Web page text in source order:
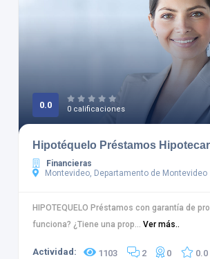
0.0 0 calificaciones
Hipotéquelo Préstamos
Financieras
Montevideo, Departamento de Montevideo
HIPOTEQUELO Préstamos con garantía de
funciona? ¿Tiene una prop... Ver más..
Actividad: 1103 2 0 0.0